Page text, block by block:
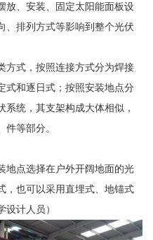
放、安装、固定太阳能面板设
、排列方式等影响到整个光伏
方式，按照连接方式分为焊接
式和逐日式；按照安装地点分
统，其支架构成大体相似，
等部分。
地点选择在户外开阔地面的光
，也可以采用直埋式、地锚式
计人员）